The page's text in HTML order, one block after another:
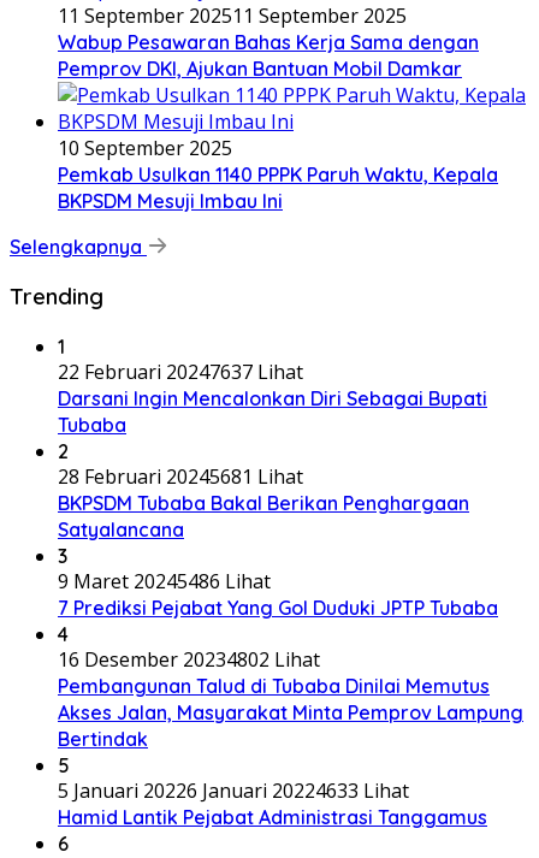
11 September 202511 September 2025
Wabup Pesawaran Bahas Kerja Sama dengan
Pemprov DKI, Ajukan Bantuan Mobil Damkar
10 September 2025
Pemkab Usulkan 1140 PPPK Paruh Waktu, Kepala
BKPSDM Mesuji Imbau Ini
Selengkapnya
Trending
1
22 Februari 20247637 Lihat
Darsani Ingin Mencalonkan Diri Sebagai Bupati
Tubaba
2
28 Februari 20245681 Lihat
BKPSDM Tubaba Bakal Berikan Penghargaan
Satyalancana
3
9 Maret 20245486 Lihat
7 Prediksi Pejabat Yang Gol Duduki JPTP Tubaba
4
16 Desember 20234802 Lihat
Pembangunan Talud di Tubaba Dinilai Memutus
Akses Jalan, Masyarakat Minta Pemprov Lampung
Bertindak
5
5 Januari 20226 Januari 20224633 Lihat
Hamid Lantik Pejabat Administrasi Tanggamus
6